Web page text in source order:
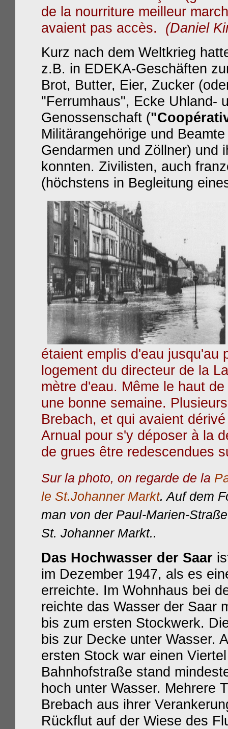
de la nourriture meilleur
avaient pas accès.
(Daniel
Kurz nach dem Weltkrieg
z.B. in EDEKA-Geschäften
Brot, Butter, Eier, Zucker
"Ferrumhaus", Ecke Uhland-
Genossenschaft ("C
Militärangehörige und
Gendarmen und Zöllner) und
konnten. Zivilisten, auch
(höchstens in Begleitung
étaient emplis d'eau jusqu'au
logement du directeur de la
mètre d'eau. Même le haut
une bonne semaine.
Brebach, et qui avaient
Arnual pour s'y déposer à la
de grues être redescendues
Sur la photo, on regarde de la
le St.Johanner Markt. Auf dem
man von der Paul-Marien-
St. Johanner Markt..
Das Hochwasser der Saar
im Dezember 1947, als es
erreichte. Im Wohnhaus bei
reichte das Wasser der Saar
bis zum ersten Stockwerk.
bis zur Decke unter Wasser.
ersten Stock war einen
Bahnhofstraße stand
hoch unter Wasser. Mehrere
Brebach aus ihrer
Rückflut auf der Wiese des